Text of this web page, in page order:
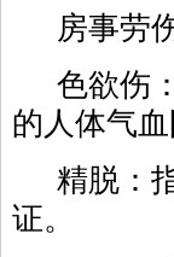
房事劳
色欲伤
的人体气血
精脱：
证。